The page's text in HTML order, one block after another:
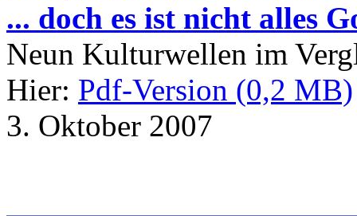
... doch es ist nicht alles
Neun Kulturwellen im
Hier: Pdf-Version (0,2 MB)
3. Oktober 2007